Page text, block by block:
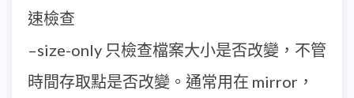
速檢查
–size-only 只檢查檔案大小是否改變，不管
時間存取點是否改變。通常用在 mirror，